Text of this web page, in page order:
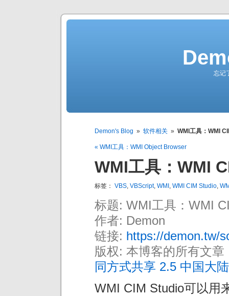
忘记
Demon's Blog » 软件相关 » WMI工具：WMI
« WMI工具：WMI Object Browser
WMI工具：WMI
标签： VBS, VBScript, WMI , WMI CIM Studio,
标题: WMI工具：WMI
作者: Demon
链接: https://demon.tw/
版权: 本博客的所有文章
同方式共享 2.5 中国大陆
WMI CIM Studio可以用